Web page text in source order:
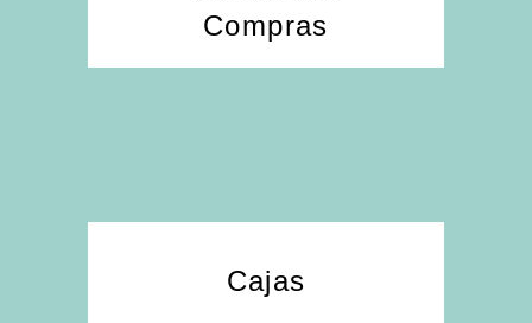
Compras
Cajas